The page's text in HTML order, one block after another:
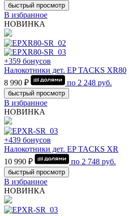
быстрый просмотр
В избранное
НОВИНКА
+359 бонусов
Налокотники дет. EP TACKS XR80
8 990 ₽
по 2 248 руб.
быстрый просмотр
В избранное
НОВИНКА
+439 бонусов
Налокотники дет. EP TACKS XR
10 990 ₽
по 2 748 руб.
быстрый просмотр
В избранное
НОВИНКА